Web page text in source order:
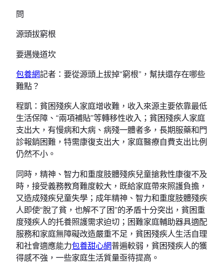
問
源頭拔窮根
要邁幾道坎
包養網記者：要從源頭上拔掉“窮根”，幫扶還存在哪些
難點？
程凱：貧困殘疾人家庭增收難，收入來源主要依靠最低
生活保障、“兩項補貼”等轉移性收入；貧困殘疾人家庭
支出大，有慢病和大病、病殘一體者多，長期服藥和門
診報銷困難，特需康復支出大，家庭醫療自費支出比例
仍然不小。
同時，精神、智力和重度肢體殘疾兒童搶救性康復不及
時，接受義務教育難度較大，既給家庭帶來照護負擔，
又造成殘疾兒童失學；成年精神、智力和重度肢體殘疾
人即使“脫了貧，也解不了困”的矛盾十分突出，貧困重
度殘疾人的托養照護需求迫切；困難家庭輔助器具適配
服務和家庭無障礙改造嚴重不足，貧困殘疾人生活自理
和社會適應能力包養甜心網普遍較弱，貧困殘疾人的獲
得感不強，一些家庭生活質量亟待提高。